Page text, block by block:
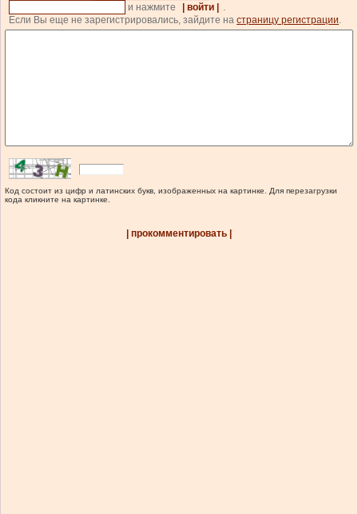
и нажмите
| войти |
.
Если Вы еще не зарегистрировались, зайдите на страницу регистрации.
Код состоит из цифр и латинских букв, изображенных на картинке. Для перезагрузки
кода кликните на картинке.
| прокомментировать |